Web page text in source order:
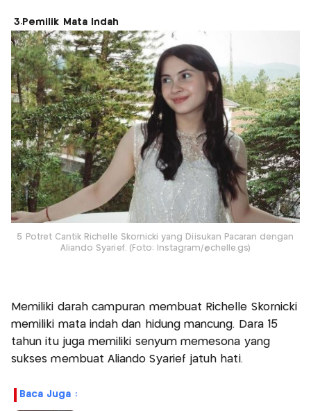
3.Pemilik Mata Indah
5 Potret Cantik Richelle Skornicki yang Diisukan Pacaran dengan
Aliando Syarief. (Foto: Instagram/@chelle.gs)
Memiliki darah campuran membuat Richelle Skornicki
memiliki mata indah dan hidung mancung. Dara 15
tahun itu juga memiliki senyum memesona yang
sukses membuat Aliando Syarief jatuh hati.
Baca Juga :